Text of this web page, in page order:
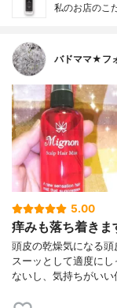
私のお店のこ
バドママ★フ
5.00
痒みも落ち着きま
頭皮の乾燥気になる
スーッとして適度に
ないし、気持ちがい